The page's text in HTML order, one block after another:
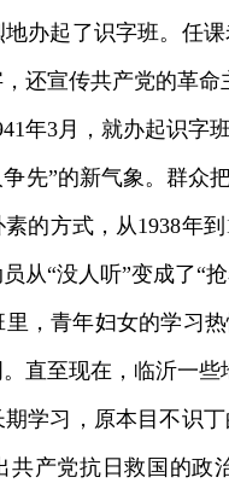
办起了识字班。任
还宣传共产党的革命
3月，就办起识字班
先”的新气象。群众
的方式，从1938年
从“没人听”变成了“
青年妇女的学习热
直至现在，临沂一些
习，原本目不识丁
共产党抗日救国的政